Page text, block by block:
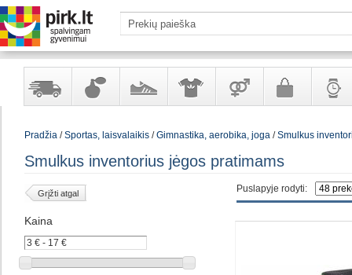
Yra
Kvepalai
kosmetika
Avalynė Apranga
aksesuarai
Prekės
Galanterija
Pradžia/Sportas, laisvalaikis/Gimnastika, aerobika, joga/Smulkus
Smulkus inventorius jėgos pratimams
Puslapyje rodyti:
Grįžti atgal
Kaina